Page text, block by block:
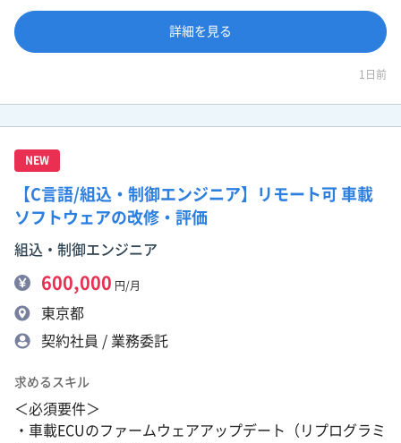
詳細を見る
1日前
NEW
【C言語/組込・制御エンジニア】リモート可 車載
ソフトウェアの改修・評価
組込・制御エンジニア
600,000 円/月
東京都
契約社員 / 業務委託
求めるスキル
＜必須要件＞
・車載ECUのファームウェアアップデート（リプログラミ